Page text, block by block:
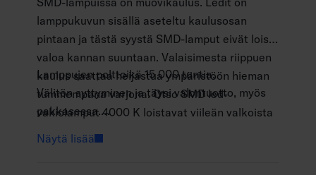
lamppukuvun sisällä aseteltu kaulusosan
pintaan ja tästä syystä SMD-lamput eivät loista
valoa kannan suuntaan. Valaisimesta riippuen
kaulus saattaa heijastua ympäristöön hieman
tummempana varjona. Otso SMD led-
vakiolamput 4000 K loistavat viileän valkoista
valoa. Sarjaan kuuluu kattava valikoima eri
muotoisia opaalikupuisia lamppuja E14- tai E27-
Lamppujen polttoikä 15 000 tuntia.
Välitön syttyminen ja täysi valontuotto, myös
pakkasessa.
Hyvä värintoisto CRI > 80.
Näytä lisää